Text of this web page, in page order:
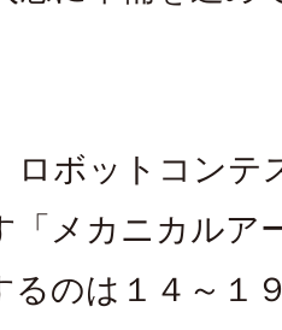
ボットコンテ
「メカニカルア
るのは１４～１